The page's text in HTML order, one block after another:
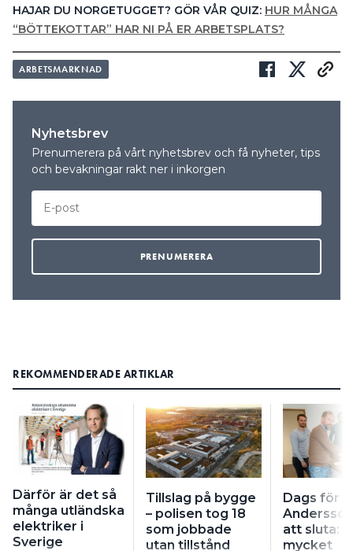
HAJAR DU NORGETUGGET? GÖR VÅR QUIZ: HUR MÅNGA
“BÖTTEKOTTAR” HAR NI PÅ ER ARBETSPLATS?
ARBETSMARKNAD
Nyhetsbrev
Prenumerera på vårt nyhetsbrev och få nyheter, tips
och bevakningar rakt ner i inkorgen
REKOMMENDERADE ARTIKLAR
Därför är det så
många utländska
elektriker i
Sverige
Tillslag på bygge
– polisen tog 18
som jobbade
utan tillstånd
Dags för
att sluta:
mycket